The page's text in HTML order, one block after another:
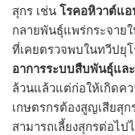
สุกร เช่น โรคอหิวาต์แอ
กลายพันธุ์แพร่กระจาย
ที่เคยตรวจพบในทวีปยุ
อาการระบบสืบพันธุ์แล
ล้วนแล้วแต่ก่อให้เกิดคว
เกษตรกรต้องสูญเสียสุ
สามารถเลี้ยงสุกรต่อไป